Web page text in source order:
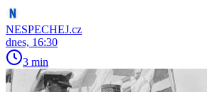
NESPECHEJ.cz
dnes, 16:30
3 min